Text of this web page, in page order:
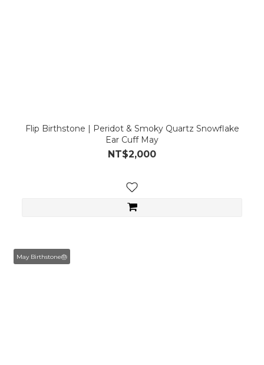
Flip Birthstone | Peridot & Smoky Quartz Snowflake
Ear Cuff May
NT$2,000
May Birthstone🎂